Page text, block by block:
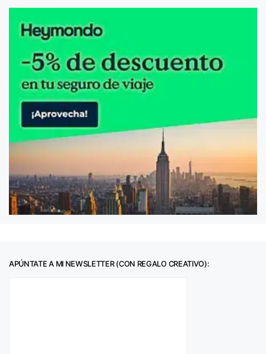
APÚNTATE A MI NEWSLETTER (CON REGALO CREATIVO):